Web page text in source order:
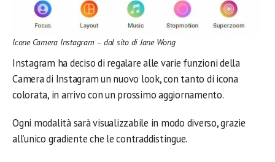
Icone Camera Instagram – dal sito di Jane Wong
Instagram ha deciso di regalare alle varie funzioni della
Camera di Instagram un nuovo look, con tanto di icona
colorata, in arrivo con un prossimo aggiornamento.
Ogni modalità sarà visualizzabile in modo diverso, grazie
all’unico gradiente che le contraddistingue.